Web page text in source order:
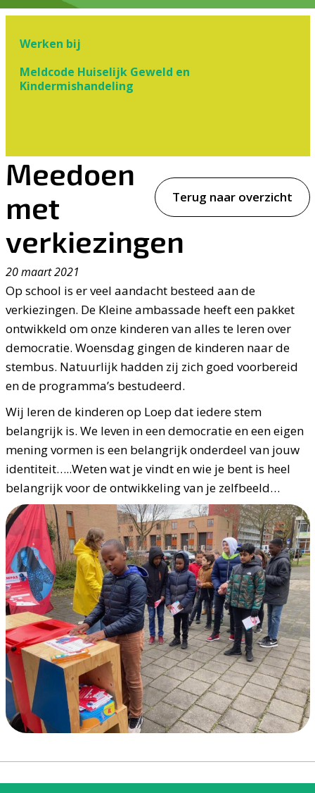
Werken bij
Meldcode Huiselijk Geweld en
Kindermishandeling
Terug naar overzicht
Meedoen
met
verkiezingen
20 maart 2021
Op school is er veel aandacht besteed aan de
verkiezingen. De Kleine ambassade heeft een pakket
ontwikkeld om onze kinderen van alles te leren over
democratie. Woensdag gingen de kinderen naar de
stembus. Natuurlijk hadden zij zich goed voorbereid
en de programma’s bestudeerd.
Wij leren de kinderen op Loep dat iedere stem
belangrijk is. We leven in een democratie en een eigen
mening vormen is een belangrijk onderdeel van jouw
identiteit…..Weten wat je vindt en wie je bent is heel
belangrijk voor de ontwikkeling van je zelfbeeld…